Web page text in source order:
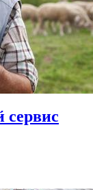
сервис